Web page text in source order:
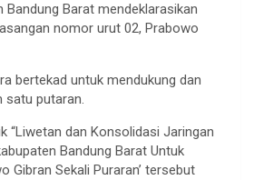
Bandung Barat mendeklarasikan
nomor urut 02, Prabowo
bertekad untuk mendukung dan
satu putaran.
“Liwetan dan Konsolidasi Jaringan
Bandung Barat Untuk
Gibran Sekali Puraran’ tersebut